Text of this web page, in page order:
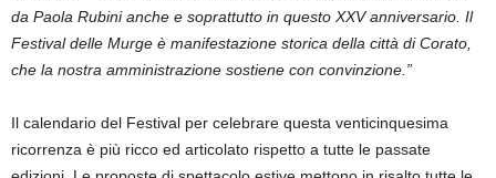
da Paola Rubini anche e soprattutto in questo XXV anniversario. Il
Festival delle Murge è manifestazione storica della città di Corato,
che la nostra amministrazione sostiene con convinzione.”
Il calendario del Festival per celebrare questa venticinquesima
ricorrenza è più ricco ed articolato rispetto a tutte le passate